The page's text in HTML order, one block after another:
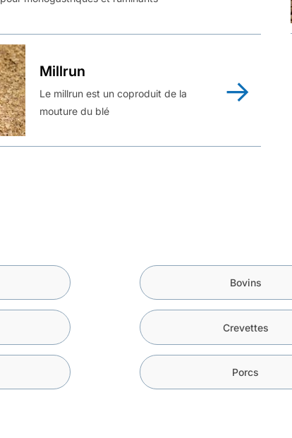
Millrun
Le millrun est un coproduit de la
mouture du blé
Bovins
Crevettes
Porcs